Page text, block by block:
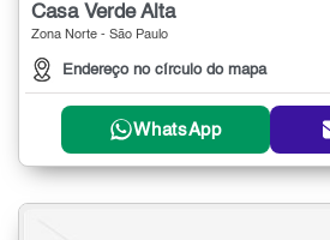
Casa Verde Alta
Zona Norte - São Paulo
Endereço no círculo do mapa
WhatsApp